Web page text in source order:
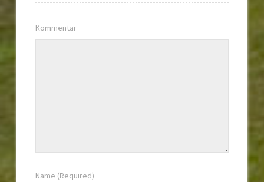
Kommentar
Name (Required)